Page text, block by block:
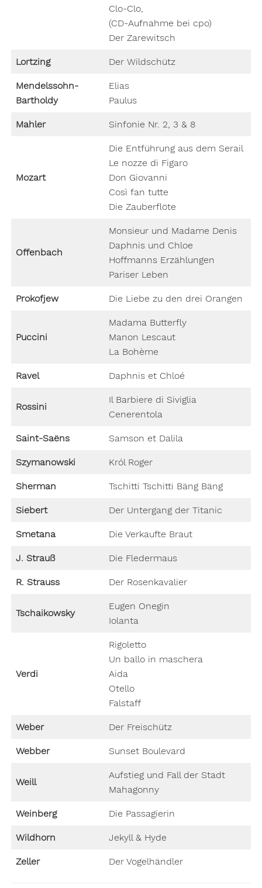
Clo-Clo,
(CD-Aufnahme bei cpo)
Der Zarewitsch
Lortzing Der Wildschütz
Mendelssohn-
Bartholdy
Elias
Paulus
Mahler Sinfonie Nr. 2, 3 & 8
Mozart
Die Entführung aus dem Serail
Le nozze di Figaro
Don Giovanni
Così fan tutte
Die Zauberflöte
Offenbach
Monsieur und Madame Denis
Daphnis und Chloe
Hoffmanns Erzählungen
Pariser Leben
Prokofjew Die Liebe zu den drei Orangen
Puccini
Madama Butterfly
Manon Lescaut
La Bohème
Ravel Daphnis et Chloé
Rossini
Il Barbiere di Siviglia
Cenerentola
Saint-Saëns Samson et Dalila
Szymanowski Król Roger
Sherman Tschitti Tschitti Bäng Bäng
Siebert Der Untergang der Titanic
Smetana Die Verkaufte Braut
J. Strauß Die Fledermaus
R. Strauss Der Rosenkavalier
Tschaikowsky
Eugen Onegin
Iolanta
Verdi
Rigoletto
Un ballo in maschera
Aida
Otello
Falstaff
Weber Der Freischütz
Webber Sunset Boulevard
Weill
Aufstieg und Fall der Stadt
Mahagonny
Weinberg Die Passagierin
Wildhorn Jekyll & Hyde
Zeller Der Vogelhändler